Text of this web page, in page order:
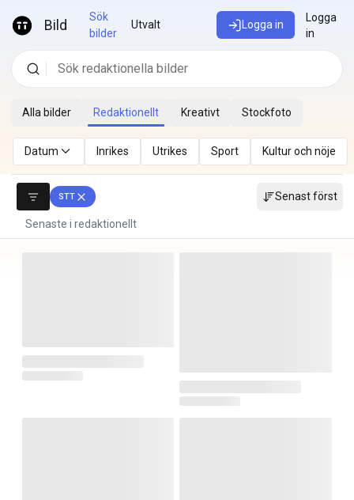
Bild
Sök
bilder
Utvalt Logga in
Logga
in
Alla bilder Redaktionellt Kreativt Stockfoto
Datum Inrikes Utrikes Sport Kultur och nöje
STT Senast först
Senaste i redaktionellt